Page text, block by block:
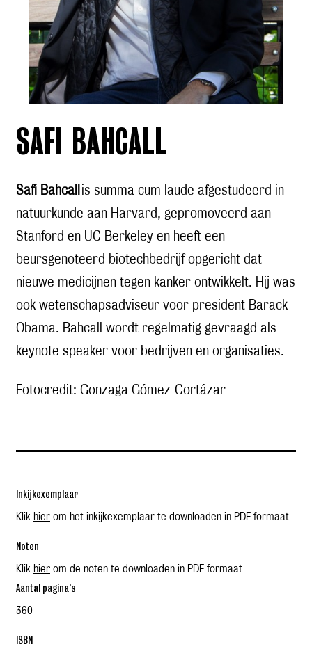
SAFI BAHCALL
Safi Bahcall
is summa cum laude afgestudeerd in
natuurkunde aan Harvard, gepromoveerd aan
Stanford en UC Berkeley en heeft een
beursgenoteerd biotechbedrijf opgericht dat
nieuwe medicijnen tegen kanker ontwikkelt. Hij was
ook wetenschapsadviseur voor president Barack
Obama. Bahcall wordt regelmatig gevraagd als
keynote speaker voor bedrijven en organisaties.
Fotocredit: Gonzaga Gómez-Cortázar
Inkijkexemplaar
Klik hier om het inkijkexemplaar te downloaden in PDF formaat.
Noten
Klik hier om de noten te downloaden in PDF formaat.
Aantal pagina's
360
ISBN